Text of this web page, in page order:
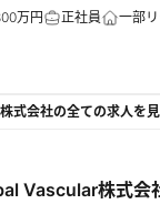
万円 正社員 一部
式会社の全ての求人を
Vascular株式会